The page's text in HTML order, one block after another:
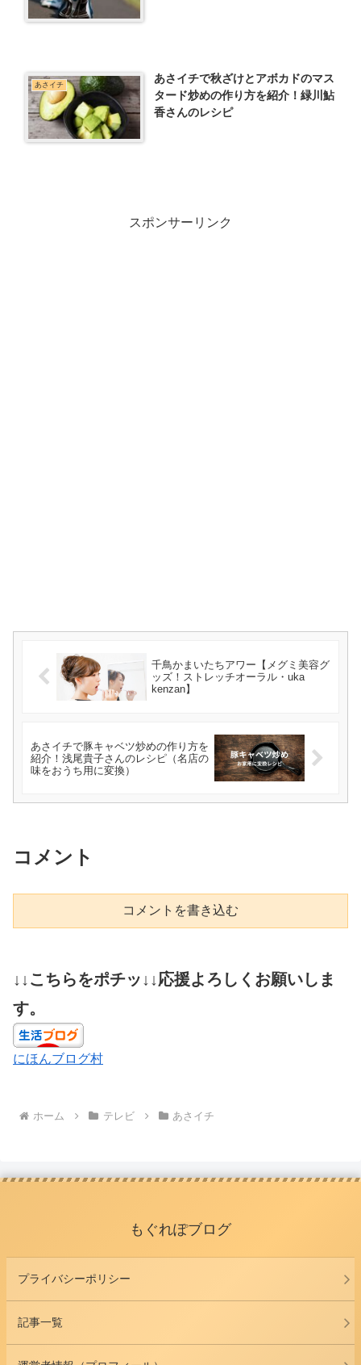
あさイチ
あさイチで秋ざけとアボカドのマス
タード炒めの作り方を紹介！緑川鮎
香さんのレシピ
スポンサーリンク
千鳥かまいたちアワー【メグミ美容グ
ッズ！ストレッチオーラル・uka
kenzan】
あさイチで豚キャベツ炒めの作り方を
紹介！浅尾貴子さんのレシピ（名店の
味をおうち用に変換）
コメント
コメントを書き込む
↓↓こちらをポチッ↓↓応援よろしくお願いしま
す。
にほんブログ村
ホーム テレビ あさイチ
もぐれぽブログ
プライバシーポリシー
記事一覧